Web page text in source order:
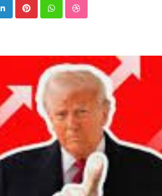
LinkedInPinterestWhatsappStumbleUpon